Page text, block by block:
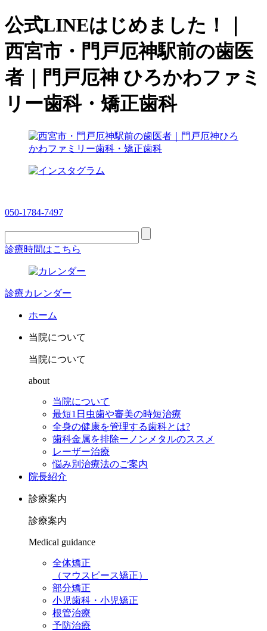
公式LINEはじめました！｜
西宮市・門戸厄神駅前の歯医
者｜門戸厄神 ひろかわファミ
リー歯科・矯正歯科
050-1784-7497
診療時間はこちら
診療カレンダー
ホーム
当院について
当院について
about
当院について
最短1日虫歯や審美の時短治療
全身の健康を管理する歯科とは?
歯科金属を排除ーノンメタルのススメ
レーザー治療
悩み別治療法のご案内
院長紹介
診療案内
診療案内
Medical guidance
全体矯正
（マウスピース矯正）
部分矯正
小児歯科・小児矯正
根管治療
予防治療